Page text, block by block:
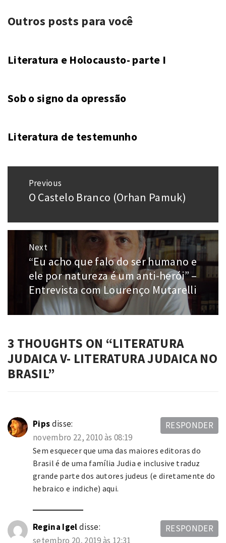
Outros posts para você
Literatura e Holocausto- parte I
Sob o signo da opressão
Literatura de testemunho
Navegação
Previous
Previous
O Castelo Branco (Orhan Pamuk)
Next
Next
post:
“Eu acho que falo do ser humano e
ele por natureza é um anti-herói” –
Entrevista com Lourenço Mutarelli
3 THOUGHTS ON “LITERATURA
JUDAICA V- LITERATURA JUDAICA NO
BRASIL”
Pipsdisse:
novembro 22, 2010 às 08:19
Sem esquecer que uma das maiores editoras do
Brasil é de uma família Judia e inclusive traduz
grande parte dos autores judeus (e diretamente do
hebraico e indiche) aqui.
RESPONDER
Regina Igeldisse:
setembro 20, 2019 às 12:31
RESPONDER